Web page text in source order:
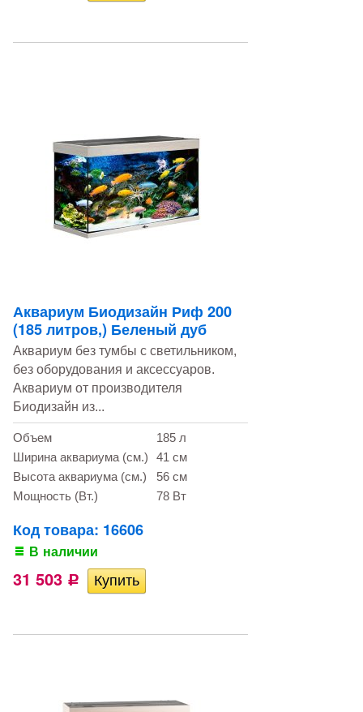
Аквариум Биодизайн Риф 200
(185 литров,) Беленый дуб
Аквариум без тумбы с светильником,
без оборудования и аксессуаров.
Аквариум от производителя
Биодизайн из...
Объем
185 л
Ширина аквариума (см.)
41 см
Высота аквариума (см.)
56 см
Мощность (Вт.)
78 Вт
Код товара: 16606
В наличии
31 503 Р